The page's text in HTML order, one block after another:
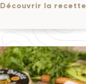
Découvrir la recette